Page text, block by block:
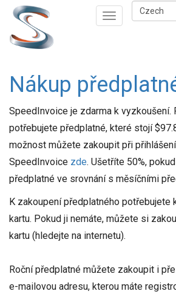
Přejít
hlavnímu
obsahu
Select
your
Toggle
Nákup
SpeedInvoice je zdarma k vyzkoušení.
potřebujete předplatné, které stojí
možnost můžete zakoupit při
SpeedInvoice zde. Ušetříte 50%,
předplatné ve srovnání s měsíčními
K zakoupení předplatného potřebujete
kartu. Pokud ji nemáte, můžete si
kartu (hledejte na internetu).
Roční předplatné můžete zakoupit i
e-mailovou adresu, kterou máte